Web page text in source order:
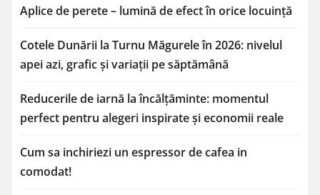
Aplice de perete – lumină de efect în orice locuință
Cotele Dunării la Turnu Măgurele în 2026: nivelul
apei azi, grafic și variații pe săptămână
Reducerile de iarnă la încălțăminte: momentul
perfect pentru alegeri inspirate și economii reale
Cum sa inchiriezi un espressor de cafea in
comodat!